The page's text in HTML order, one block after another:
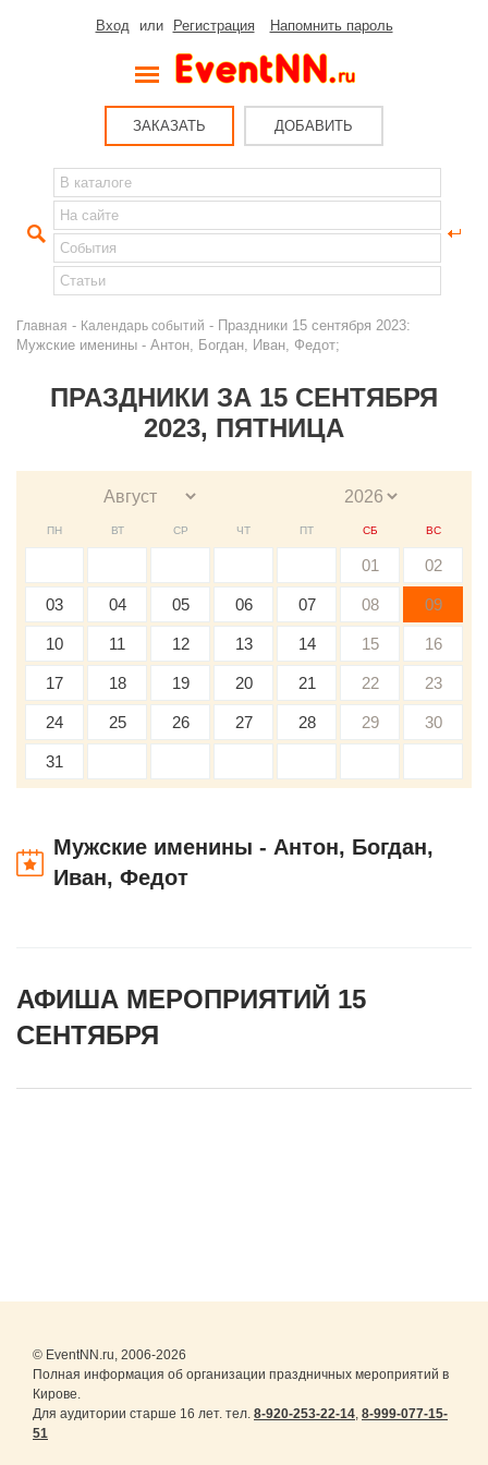
Вход или Регистрация Напомнить пароль
ЗАКАЗАТЬ ДОБАВИТЬ
Главная - Календарь событий - Праздники 15 сентября 2023:
Мужские именины - Антон, Богдан, Иван, Федот;
ПРАЗДНИКИ ЗА 15 СЕНТЯБРЯ
2023, ПЯТНИЦА
ПН ВТ СР ЧТ ПТ СБ ВС
01 02
03 04 05 06 07 08 09
10 11 12 13 14 15 16
17 18 19 20 21 22 23
24 25 26 27 28 29 30
31
Мужские именины - Антон, Богдан,
Иван, Федот
АФИША МЕРОПРИЯТИЙ 15
СЕНТЯБРЯ
© EventNN.ru, 2006-2026
Полная информация об организации праздничных мероприятий в
Кирове.
Для аудитории старше 16 лет. тел. 8-920-253-22-14, 8-999-077-15-
51